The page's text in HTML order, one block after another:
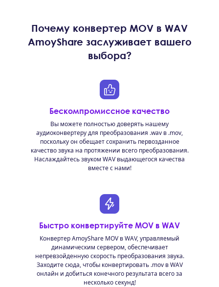
Почему конвертер MOV в WAV
AmoyShare заслуживает вашего
выбора?
Бескомпромиссное качество
Вы можете полностью доверять нашему
аудиоконвертеру для преобразования .wav в .mov,
поскольку он обещает сохранить первозданное
качество звука на протяжении всего преобразования.
Наслаждайтесь звуком WAV выдающегося качества
вместе с нами!
Быстро конвертируйте MOV в WAV
Конвертер AmoyShare MOV в WAV, управляемый
динамическим сервером, обеспечивает
непревзойденную скорость преобразования звука.
Заходите сюда, чтобы конвертировать .mov в WAV
онлайн и добиться конечного результата всего за
несколько секунд!